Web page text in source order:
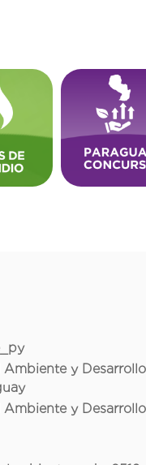
y Desarrollo
Ambiente y Desarrollo